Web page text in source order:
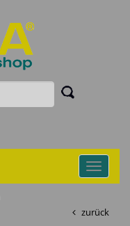
Toggle
zurück